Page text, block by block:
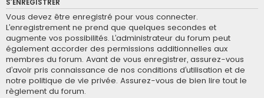
S’ENREGISTRER
Vous devez être enregistré pour vous connecter.
L’enregistrement ne prend que quelques secondes et
augmente vos possibilités. L’administrateur du forum peut
également accorder des permissions additionnelles aux
membres du forum. Avant de vous enregistrer, assurez-vous
d’avoir pris connaissance de nos conditions d’utilisation et de
notre politique de vie privée. Assurez-vous de bien lire tout le
règlement du forum.